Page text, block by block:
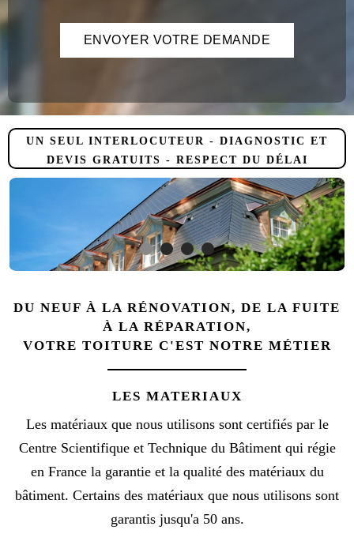
UN SEUL INTERLOCUTEUR - DIAGNOSTIC ET
DEVIS GRATUITS - RESPECT DU DÉLAI
DU NEUF À LA RÉNOVATION, DE LA FUITE
À LA RÉPARATION,
VOTRE TOITURE C'EST NOTRE MÉTIER
LES MATERIAUX
Les matériaux que nous utilisons sont certifiés par le
Centre Scientifique et Technique du Bâtiment qui régie
en France la garantie et la qualité des matériaux du
bâtiment. Certains des matériaux que nous utilisons sont
garantis jusqu'a 50 ans.